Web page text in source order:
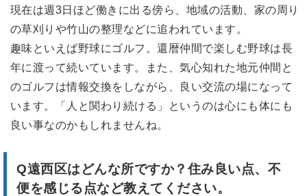
現在は週3日ほど働きに出る傍ら、地域の活動、家の周り
の草刈りや竹山の整理などに追われています。
趣味といえば野球にゴルフ。還暦仲間で楽しむ野球は長
年に渡って続いています。また、気心知れた地元仲間と
のゴルフは情報交換をしながら、良い交流の場になって
います。「人と関わり続ける」というのは心にも体にも
良い事なのかもしれませんね。
Q遠西区はどんな所ですか？ 住み良い点、不
便を感じる点など教えてください。